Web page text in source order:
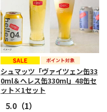
シュマッツ「ヴァイツェン缶33
0ml＆へレス缶330ml」48缶セ
ット×1セット
5.0 （1）